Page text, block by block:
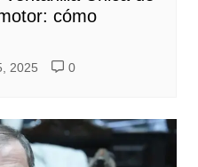
cómo
2025 0